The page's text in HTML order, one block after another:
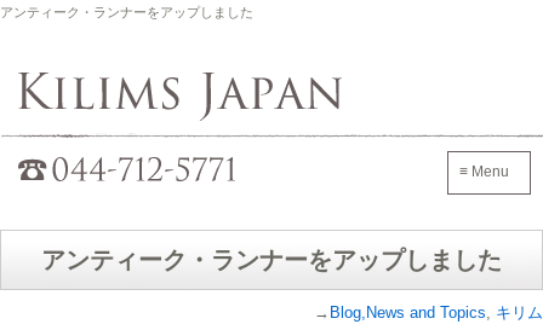
アンティーク・ランナーをアップしました
≡ Menu
アンティーク・ランナーをアップしました
→ Blog,News and Topics, キリム